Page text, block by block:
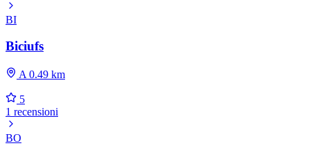
BI
Biciufs
A 0.49 km
5
1 recensioni
BO